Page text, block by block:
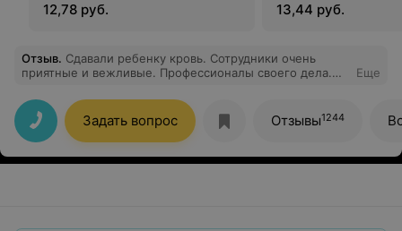
12,78 руб.
13,44 руб.
Отзыв. Сдавали ребенку кровь. Сотрудники очень
приятные и вежливые. Профессионалы своего дела.
большое за вашу работу, однозначно рекомендую.
Еще
Задать вопрос Отзывы1244